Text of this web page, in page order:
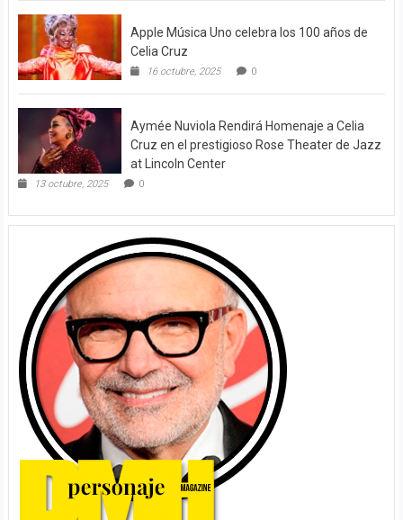
Apple Música Uno celebra los 100 años de
Celia Cruz
16 octubre, 2025 0
Aymée Nuviola Rendirá Homenaje a Celia
Cruz en el prestigioso Rose Theater de Jazz
at Lincoln Center
13 octubre, 2025 0